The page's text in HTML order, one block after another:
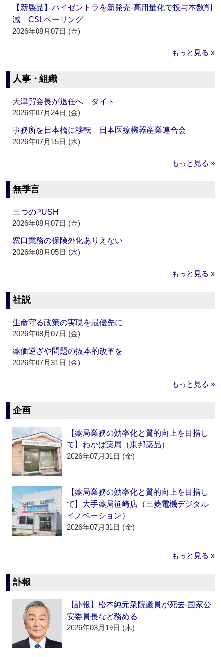
【新製品】ハイゼントラを新発売‐高用量化で投与本数削
減 CSLベーリング
2026年08月07日 (金)
もっと見る »
人事・組織
大津賀会長が退任へ ダイト
2026年07月24日 (金)
事務所を日本橋に移転 日本医療機器産業連合会
2026年07月15日 (水)
もっと見る »
無季言
三つのPUSH
2026年08月07日 (金)
窓口業務の保険外化ありえない
2026年08月05日 (水)
もっと見る »
社説
生命守る政策の実現を最優先に
2026年08月07日 (金)
薬価逆ざや問題の抜本的改革を
2026年07月31日 (金)
もっと見る »
企画
【薬局業務の効率化と質的向上を目指し
て】わかば薬局（東邦薬品）
2026年07月31日 (金)
【薬局業務の効率化と質的向上を目指し
て】大手薬局笹崎店（三菱電機デジタル
イノベーション）
2026年07月31日 (金)
もっと見る »
訃報
【訃報】松本純元衆院議員が死去‐国家公
安委員長など務める
2026年03月19日 (木)